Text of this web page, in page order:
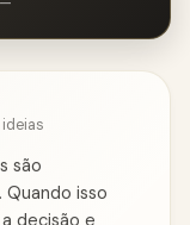
são
Quando isso
decisão e